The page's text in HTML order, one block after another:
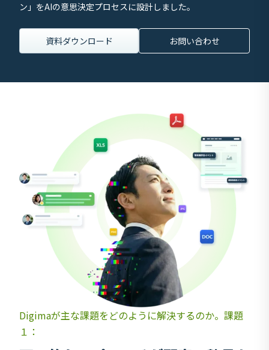
ン」をAIの意思決定プロセスに設計しました。
資料ダウンロード お問い合わせ
Digimaが主な課題をどのように解決するのか。課題
１：